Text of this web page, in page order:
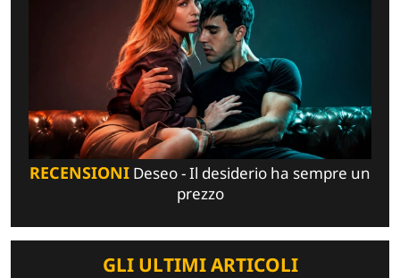
RECENSIONI Deseo - Il desiderio ha sempre un
prezzo
GLI ULTIMI ARTICOLI